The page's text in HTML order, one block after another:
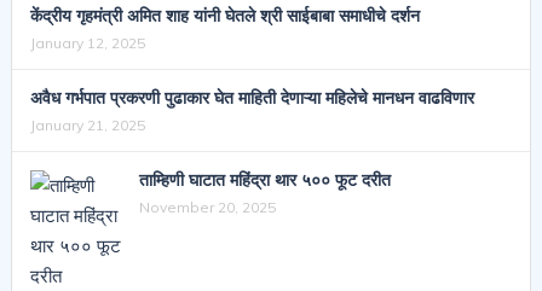
केंद्रीय गृहमंत्री अमित शाह यांनी घेतले श्री साईबाबा समाधीचे दर्शन
January 12, 2025
अवैध गर्भपात प्रकरणी पुढाकार घेत माहिती देणाऱ्या महिलेचे मानधन वाढविणार
January 21, 2025
ताम्हिणी घाटात महिंद्रा थार ५०० फूट दरीत
November 20, 2025